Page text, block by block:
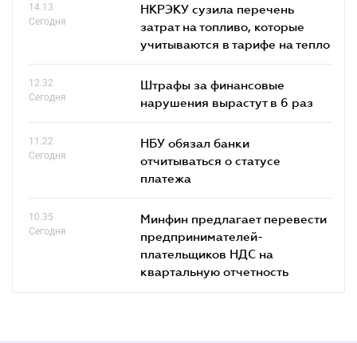
14.13
Сегодня
НКРЭКУ сузила перечень
затрат на топливо, которые
учитываются в тарифе на тепло
12.32
Сегодня
Штрафы за финансовые
нарушения вырастут в 6 раз
11.22
Сегодня
НБУ обязал банки
отчитываться о статусе
платежа
10.35
Сегодня
Минфин предлагает перевести
предпринимателей-
плательщиков НДС на
квартальную отчетность